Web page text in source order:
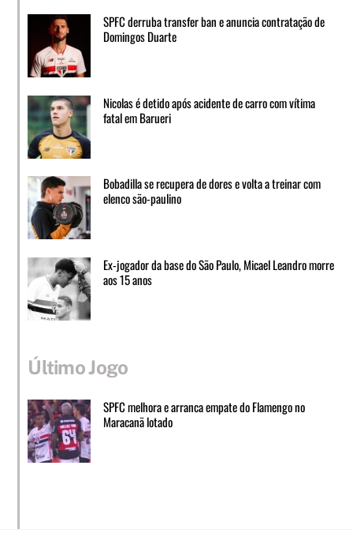
SPFC derruba transfer ban e anuncia contratação de
Domingos Duarte
Nicolas é detido após acidente de carro com vítima
fatal em Barueri
Bobadilla se recupera de dores e volta a treinar com
elenco são-paulino
Ex-jogador da base do São Paulo, Micael Leandro morre
aos 15 anos
Último Jogo
SPFC melhora e arranca empate do Flamengo no
Maracanã lotado